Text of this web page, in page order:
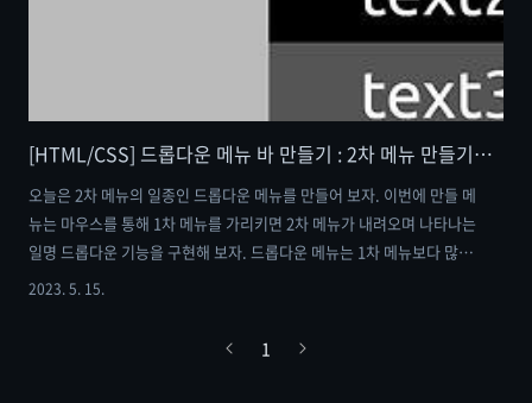
[HTML/CSS] 드롭다운 메뉴 바 만들기 : 2차 메뉴 만들기 feat. position
오늘은 2차 메뉴의 일종인 드롭다운 메뉴를 만들어 보자. 이번에 만들 메
뉴는 마우스를 통해 1차 메뉴를 가리키면 2차 메뉴가 내려오며 나타나는
일명 드롭다운 기능을 구현해 보자. 드롭다운 메뉴는 1차 메뉴보다 많은
수의 항목을 소화할 뿐 아니라, 포괄적인 개념의 메뉴 안에 세세한 개념
도움을 줄 수 있다. 그뿐만 아니라 인터페이스를 체계적으로 관리하는 것
2023. 5. 15.
1